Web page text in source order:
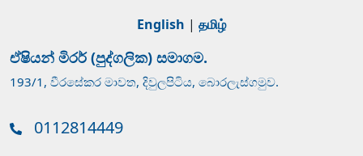
English | தமிழ்
ඒෂියන් මිරර් (පුද්ගලික) සමාගම.
193/1, වීරසේකර මාවත, දිවුලපිටිය, බොරලැස්ගමුව.
0112814449